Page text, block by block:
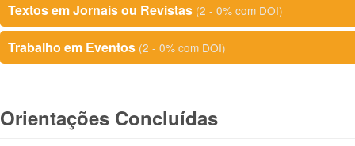
Textos em Jornais ou Revistas (2 - 0% com DOI)
Trabalho em Eventos (2 - 0% com DOI)
Orientações Concluídas